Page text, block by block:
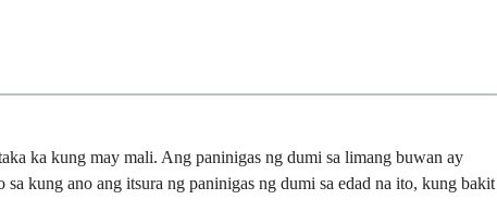
ka kung may mali. Ang paninigas ng dumi sa limang buwan ay
kung ano ang itsura ng paninigas ng dumi sa edad na ito, kung bakit